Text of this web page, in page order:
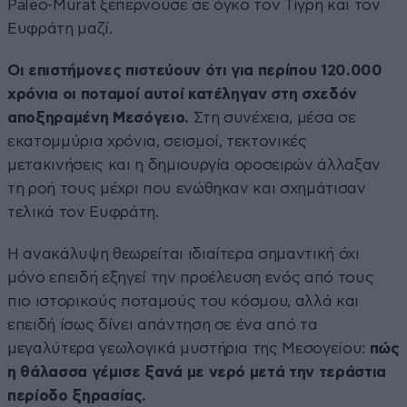
Paleo-Murat ξεπερνούσε σε όγκο τον Τίγρη και τον
Ευφράτη μαζί.
Οι επιστήμονες πιστεύουν ότι για περίπου 120.000
χρόνια οι ποταμοί αυτοί κατέληγαν στη σχεδόν
αποξηραμένη Μεσόγειο. Στη συνέχεια, μέσα σε
εκατομμύρια χρόνια, σεισμοί, τεκτονικές
μετακινήσεις και η δημιουργία οροσειρών άλλαξαν
τη ροή τους μέχρι που ενώθηκαν και σχημάτισαν
τελικά τον Ευφράτη.
Η ανακάλυψη θεωρείται ιδιαίτερα σημαντική όχι
μόνο επειδή εξηγεί την προέλευση ενός από τους
πιο ιστορικούς ποταμούς του κόσμου, αλλά και
επειδή ίσως δίνει απάντηση σε ένα από τα
μεγαλύτερα γεωλογικά μυστήρια της Μεσογείου: πώς
η θάλασσα γέμισε ξανά με νερό μετά την τεράστια
περίοδο ξηρασίας.